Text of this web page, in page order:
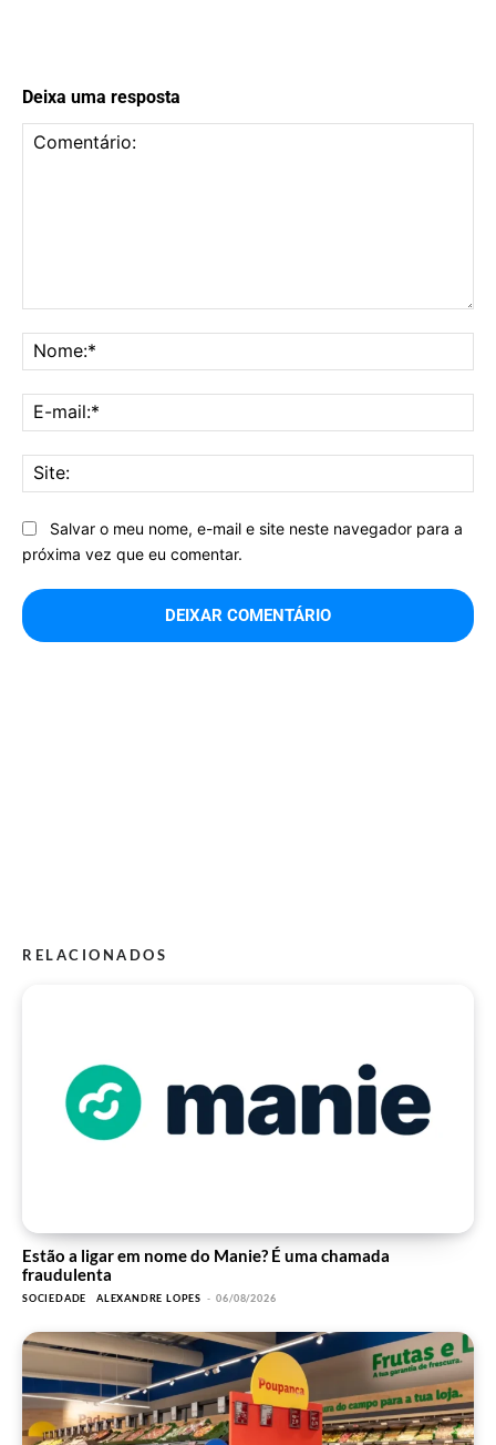
Deixa uma resposta
Salvar o meu nome, e-mail e site neste navegador para a
próxima vez que eu comentar.
RELACIONADOS
Estão a ligar em nome do Manie? É uma chamada
fraudulenta
SOCIEDADE ALEXANDRE LOPES - 06/08/2026